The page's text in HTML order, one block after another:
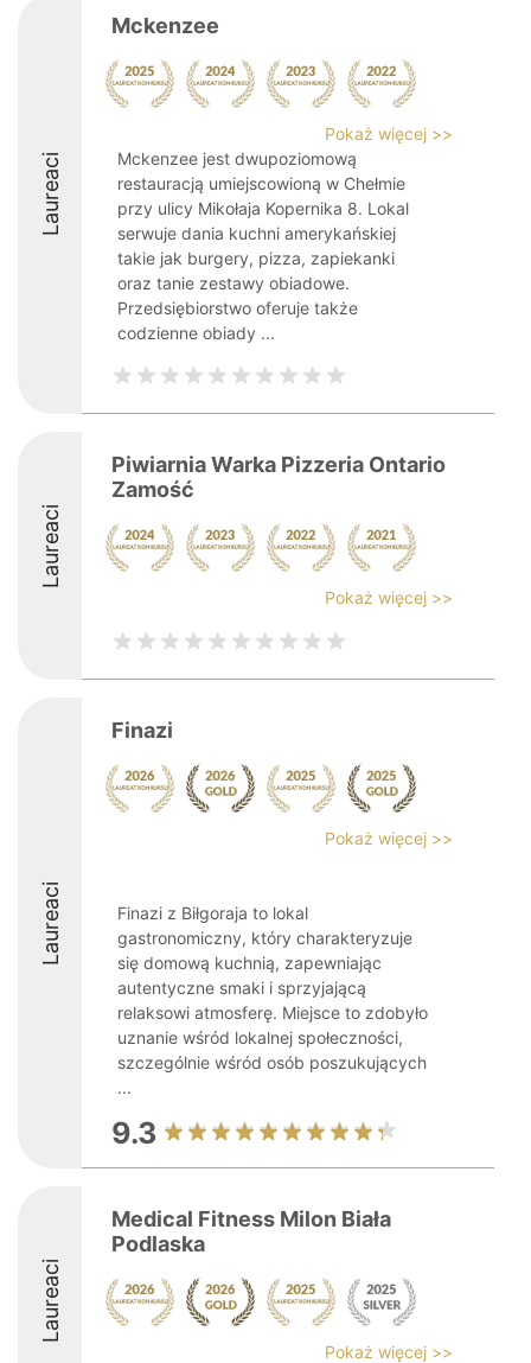
Laureaci
Mckenzee
Pokaż więcej >>
Mckenzee jest dwupoziomową
restauracją umiejscowioną w Chełmie
przy ulicy Mikołaja Kopernika 8. Lokal
serwuje dania kuchni amerykańskiej
takie jak burgery, pizza, zapiekanki
oraz tanie zestawy obiadowe.
Przedsiębiorstwo oferuje także
codzienne obiady ...
Laureaci
Piwiarnia Warka Pizzeria Ontario
Zamość
Pokaż więcej >>
Laureaci
Finazi
Pokaż więcej >>
Finazi z Biłgoraja to lokal
gastronomiczny, który charakteryzuje
się domową kuchnią, zapewniając
autentyczne smaki i sprzyjającą
relaksowi atmosferę. Miejsce to zdobyło
uznanie wśród lokalnej społeczności,
szczególnie wśród osób poszukujących
...
9.3
Laureaci
Medical Fitness Milon Biała
Podlaska
Pokaż więcej >>